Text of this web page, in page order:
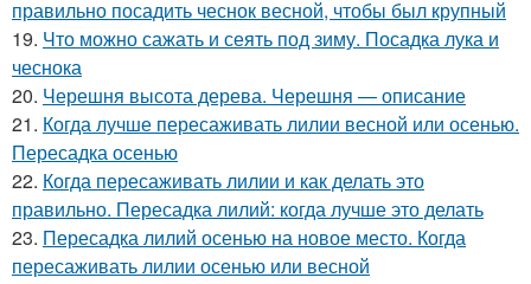
правильно посадить чеснок весной, чтобы был крупный
19. Что можно сажать и сеять под зиму. Посадка лука и
чеснока
20. Черешня высота дерева. Черешня — описание
21. Когда лучше пересаживать лилии весной или осенью.
Пересадка осенью
22. Когда пересаживать лилии и как делать это
правильно. Пересадка лилий: когда лучше это делать
23. Пересадка лилий осенью на новое место. Когда
пересаживать лилии осенью или весной